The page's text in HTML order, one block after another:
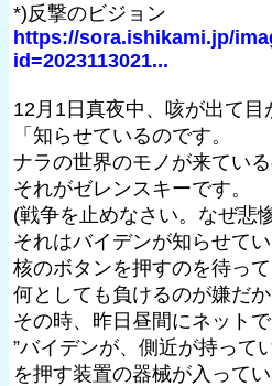
*)反撃のビジョン
https://sora.ishikami.jp/
id=2023113021...
12月1日真夜中、咳が出て目
「知らせているのです。
ナラの世界のモノが来ている
それがゼレンスキーです。
(戦争を止めなさい。なぜ悲
それはバイデンが知らせてい
核のボタンを押すのを待って
何としても負けるのが嫌だか
その時、昨日昼間にネット
”バイデンが、側近が持って
を押す装置の器械が入ってい